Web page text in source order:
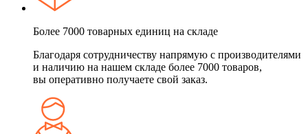
Более 7000 товарных единиц на складе
Благодаря сотрудничеству напрямую с производителями
и наличию на нашем складе более 7000 товаров,
вы оперативно получаете свой заказ.